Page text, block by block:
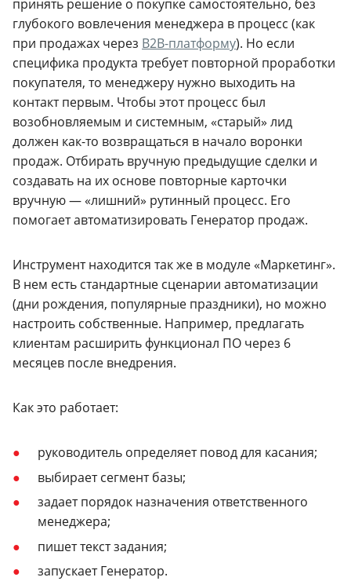
принять решение о покупке самостоятельно, без
глубокого вовлечения менеджера в процесс (как
при продажах через B2B-платформу). Но если
специфика продукта требует повторной проработки
покупателя, то менеджеру нужно выходить на
контакт первым. Чтобы этот процесс был
возобновляемым и системным, «старый» лид
должен как-то возвращаться в начало воронки
продаж. Отбирать вручную предыдущие сделки и
создавать на их основе повторные карточки
вручную — «лишний» рутинный процесс. Его
помогает автоматизировать Генератор продаж.
Инструмент находится так же в модуле «Маркетинг».
В нем есть стандартные сценарии автоматизации
(дни рождения, популярные праздники), но можно
настроить собственные. Например, предлагать
клиентам расширить функционал ПО через 6
месяцев после внедрения.
Как это работает:
руководитель определяет повод для касания;
выбирает сегмент базы;
задает порядок назначения ответственного
менеджера;
пишет текст задания;
запускает Генератор.